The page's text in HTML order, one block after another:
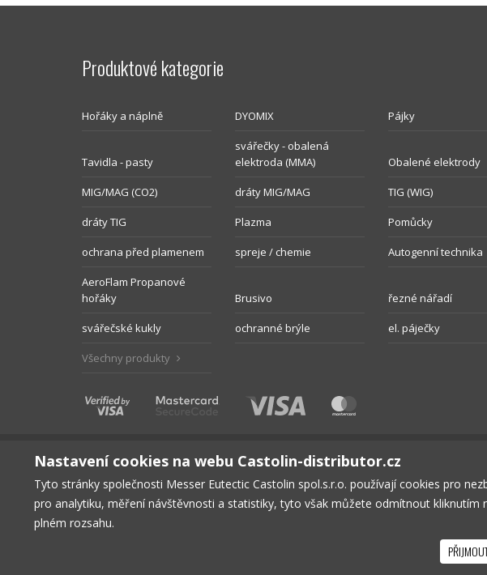
Produktové kategorie
Hořáky a náplně DYOMIX Pájky
Tavidla - pasty
svářečky - obalená
elektroda (MMA)
Obalené elektrody
MIG/MAG (CO2) dráty MIG/MAG TIG (WIG)
dráty TIG Plazma Pomůcky
ochrana před plamenem spreje / chemie Autogenní technika
AeroFlam Propanové
hořáky
Brusivo řezné nářadí
svářečské kukly ochranné brýle el. páječky
Všechny produkty
HLAVNÍ STRÁNKA PRODUKTY KE STAŽENÍ BEZPEČNOST KONTAKT
Nastavení cookies na webu Castolin-distributor.cz
Tyto stránky společnosti Messer Eutectic Castolin spol.s.r.o. používají cookies pro
pro analytiku, měření návštěvnosti a statistiky, tyto však můžete odmítnout
plném rozsahu.